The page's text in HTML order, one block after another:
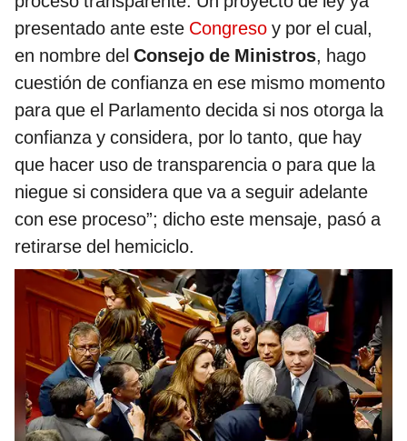
presentado ante este Congreso y por el cual,
en nombre del Consejo de Ministros, hago
cuestión de confianza en ese mismo momento
para que el Parlamento decida si nos otorga la
confianza y considera, por lo tanto, que hay
que hacer uso de transparencia o para que la
niegue si considera que va a seguir adelante
con ese proceso”; dicho este mensaje, pasó a
retirarse del hemiciclo.